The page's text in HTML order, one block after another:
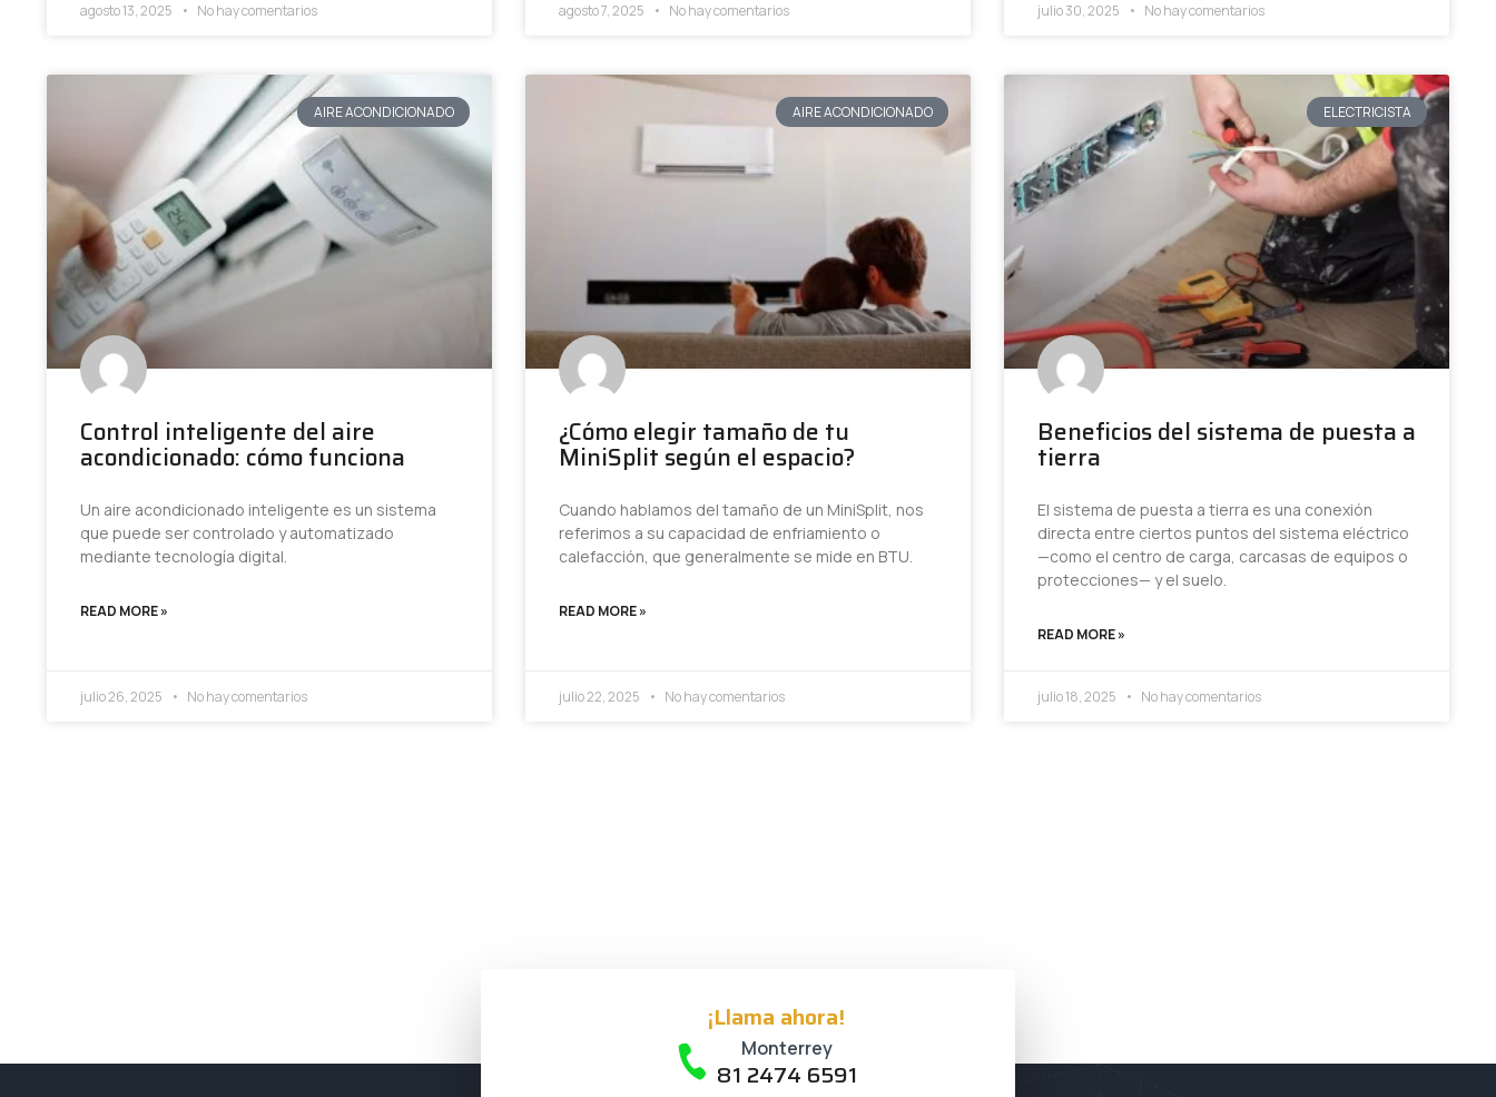
agosto 13, 2025 No hay comentarios agosto 7, 2025 No hay comentarios julio 30, 2025 No hay comentarios
AIRE ACONDICIONADO
Control inteligente del aire
acondicionado: cómo funciona
Un aire acondicionado inteligente es un sistema
que puede ser controlado y automatizado
mediante tecnología digital.
READ MORE »
julio 26, 2025 No hay comentarios
AIRE ACONDICIONADO
¿Cómo elegir tamaño de tu
MiniSplit según el espacio?
Cuando hablamos del tamaño de un MiniSplit, nos
referimos a su capacidad de enfriamiento o
calefacción, que generalmente se mide en BTU.
READ MORE »
julio 22, 2025 No hay comentarios
ELECTRICISTA
Beneficios del sistema de puesta a
tierra
El sistema de puesta a tierra es una conexión
directa entre ciertos puntos del sistema eléctrico
—como el centro de carga, carcasas de equipos o
protecciones— y el suelo.
READ MORE »
julio 18, 2025 No hay comentarios
¡Llama ahora!
Monterrey
81 2474 6591